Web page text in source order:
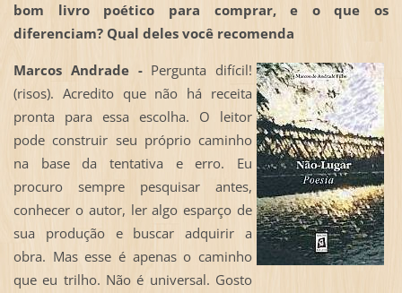
bom livro poético para comprar, e o que os
diferenciam? Qual deles você recomenda
Marcos Andrade - Pergunta difícil!
(risos). Acredito que não há receita
pronta para essa escolha. O leitor
pode construir seu próprio caminho
na base da tentativa e erro. Eu
procuro sempre pesquisar antes,
conhecer o autor, ler algo esparço de
sua produção e buscar adquirir a
obra. Mas esse é apenas o caminho
que eu trilho. Não é universal. Gosto